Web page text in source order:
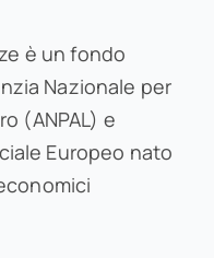
è un fondo
Nazionale per
(ANPAL) e
Europeo nato